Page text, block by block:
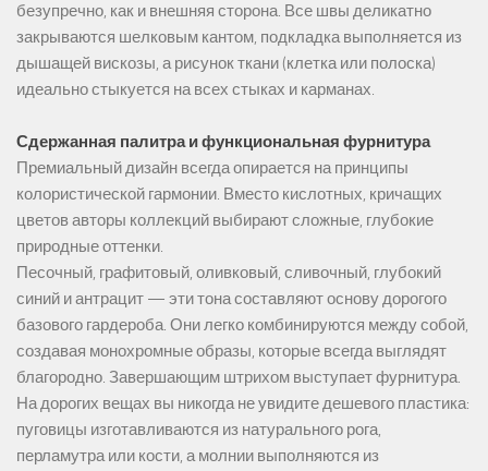
безупречно, как и внешняя сторона. Все швы деликатно
закрываются шелковым кантом, подкладка выполняется из
дышащей вискозы, а рисунок ткани (клетка или полоска)
идеально стыкуется на всех стыках и карманах.
Сдержанная палитра и функциональная фурнитура
Премиальный дизайн всегда опирается на принципы
колористической гармонии. Вместо кислотных, кричащих
цветов авторы коллекций выбирают сложные, глубокие
природные оттенки.
Песочный, графитовый, оливковый, сливочный, глубокий
синий и антрацит — эти тона составляют основу дорогого
базового гардероба. Они легко комбинируются между собой,
создавая монохромные образы, которые всегда выглядят
благородно. Завершающим штрихом выступает фурнитура.
На дорогих вещах вы никогда не увидите дешевого пластика:
пуговицы изготавливаются из натурального рога,
перламутра или кости, а молнии выполняются из